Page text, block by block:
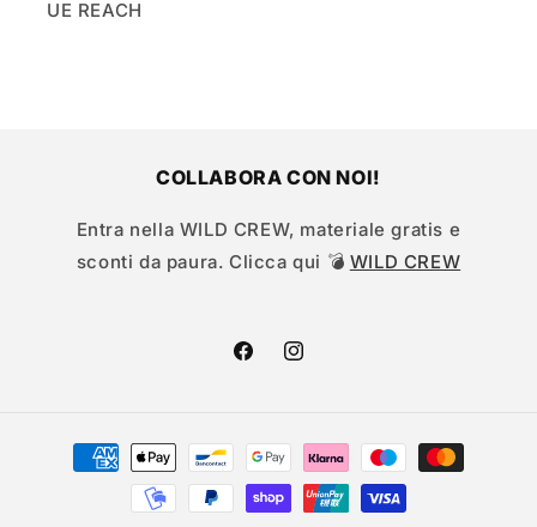
UE REACH
COLLABORA CON NOI!
Entra nella WILD CREW, materiale gratis e
sconti da paura. Clicca qui 💣 WILD CREW
FacebookInstagram
Metodi
pagamento